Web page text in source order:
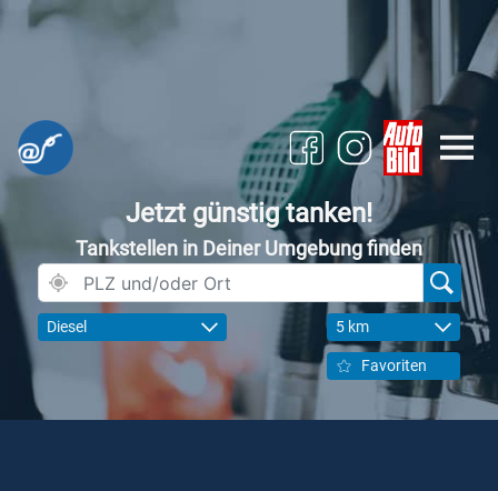
Jetzt günstig tanken!
Tankstellen in Deiner Umgebung finden
Diesel 5 km
Favoriten